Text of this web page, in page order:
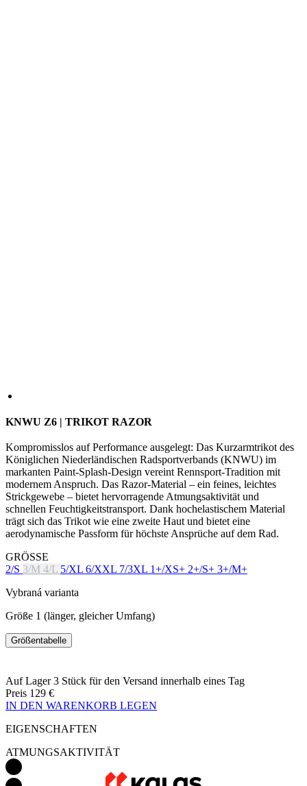
Königlichen Niederländischen Radsportverbands (KNWU) im
modernem Anspruch. Das Razor-Material – ein feines, leichtes
schnellen Feuchtigkeitstransport. Dank hochelastischem Material
trägt sich das Trikot wie eine zweite Haut und bietet eine
aerodynamische Passform für höchste Ansprüche auf dem Rad.
GRÖSSE
2/S 3/M 4/L 5/XL 6/XXL 7/3XL 1+/XS+ 2+/S+ 3+/M+
Vybraná varianta
Größe 1 (länger, gleicher Umfang)
Auf Lager 3 Stückfür den Versand innerhalb eines Tag
Preis129 €
IN DEN WARENKORB LEGEN
ATMUNGSAKTIVITÄT